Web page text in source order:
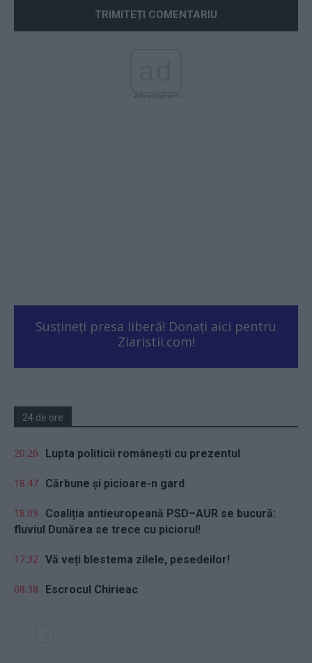
- Advertisment -
Susțineți presa liberă! Donați aici pentru
Ziaristii.com!
24 de ore
20.26 Lupta politicii românești cu prezentul
18.47 Cărbune și picioare-n gard
18.09
Coaliția antieuropeană PSD–AUR se bucură:
fluviul Dunărea se trece cu piciorul!
17.32 Vă veți blestema zilele, pesedeilor!
08.38 Escrocul Chirieac